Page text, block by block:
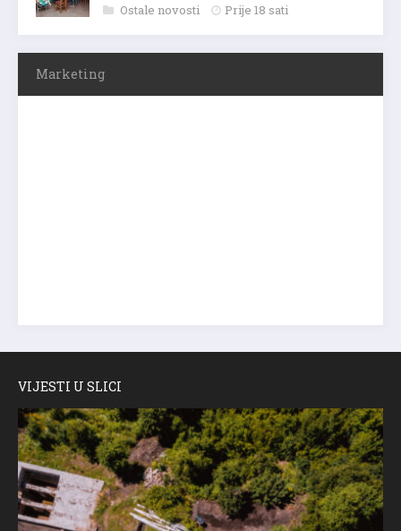
Ostale novosti Prije 18 sati
Marketing
VIJESTI U SLICI